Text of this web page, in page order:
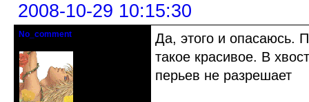
2008-10-29 10:15:30
No_comment
Да, этого и опасаюсь.
такое красивое. В
перьев не разрешает